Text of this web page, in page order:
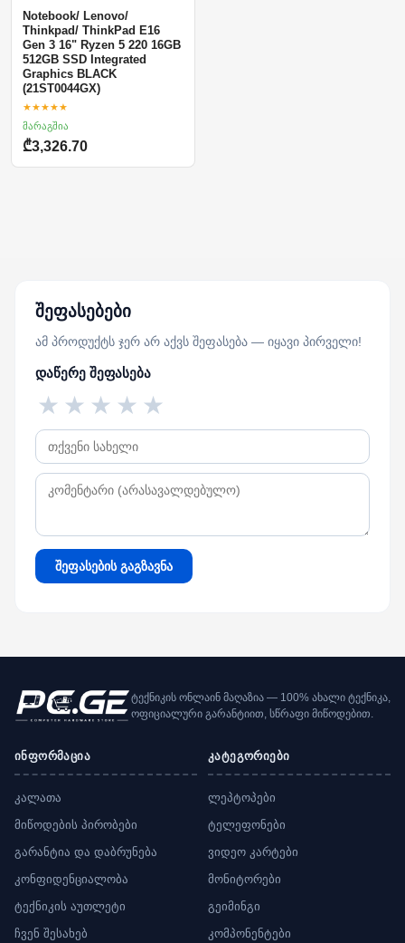
Notebook/ Lenovo/
Thinkpad/ ThinkPad E16
Gen 3 16" Ryzen 5 220 16GB
512GB SSD Integrated
Graphics BLACK
(21ST0044GX)
★★★★★
მარაგშია
₾3,326.70
შეფასებები
ამ პროდუქტს ჯერ არ აქვს შეფასება — იყავი პირველი!
დაწერე შეფასება
★
★
★
★
★
შეფასების გაგზავნა
ტექნიკის ონლაინ მაღაზია — 100% ახალი ტექნიკა,
ოფიციალური გარანტიით, სწრაფი მიწოდებით.
ინფორმაცია
კალათა
მიწოდების პირობები
გარანტია და დაბრუნება
კონფიდენციალობა
ტექნიკის აუთლეტი
ჩვენ შესახებ
კატეგორიები
ლეპტოპები
ტელეფონები
ვიდეო კარტები
მონიტორები
გეიმინგი
კომპონენტები